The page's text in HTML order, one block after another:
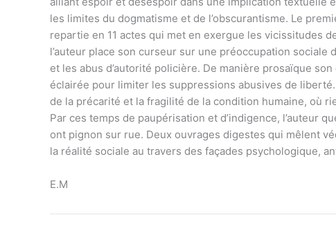
les limites du dogmatisme et de l’obscurantisme. Le
repartie en 11 actes qui met en exergue les vicissitudes
l’auteur place son curseur sur une préoccupation
et les abus d’autorité policière. De manière prosaïque
éclairée pour limiter les suppressions abusives de
de la précarité et la fragilité de la condition humaine, où
Par ces temps de paupérisation et d’indigence, l’auteur
ont pignon sur rue. Deux ouvrages digestes qui mêlent
la réalité sociale au travers des façades psychologique,
E.M